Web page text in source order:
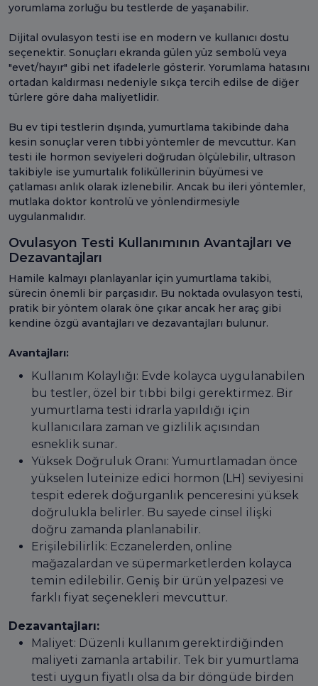
yorumlama zorluğu bu testlerde de yaşanabilir.
Dijital ovulasyon testi ise en modern ve kullanıcı dostu
seçenektir. Sonuçları ekranda gülen yüz sembolü veya
"evet/hayır" gibi net ifadelerle gösterir. Yorumlama hatasını
ortadan kaldırması nedeniyle sıkça tercih edilse de diğer
türlere göre daha maliyetlidir.
Bu ev tipi testlerin dışında, yumurtlama takibinde daha
kesin sonuçlar veren tıbbi yöntemler de mevcuttur. Kan
testi ile hormon seviyeleri doğrudan ölçülebilir, ultrason
takibiyle ise yumurtalık foliküllerinin büyümesi ve
çatlaması anlık olarak izlenebilir. Ancak bu ileri yöntemler,
mutlaka doktor kontrolü ve yönlendirmesiyle
uygulanmalıdır.
Ovulasyon Testi Kullanımının Avantajları ve
Dezavantajları
Hamile kalmayı planlayanlar için yumurtlama takibi,
sürecin önemli bir parçasıdır. Bu noktada ovulasyon testi,
pratik bir yöntem olarak öne çıkar ancak her araç gibi
kendine özgü avantajları ve dezavantajları bulunur.
Avantajları:
Kullanım Kolaylığı: Evde kolayca uygulanabilen
bu testler, özel bir tıbbi bilgi gerektirmez. Bir
yumurtlama testi idrarla yapıldığı için
kullanıcılara zaman ve gizlilik açısından
esneklik sunar.
Yüksek Doğruluk Oranı: Yumurtlamadan önce
yükselen luteinize edici hormon (LH) seviyesini
tespit ederek doğurganlık penceresini yüksek
doğrulukla belirler. Bu sayede cinsel ilişki
doğru zamanda planlanabilir.
Erişilebilirlik: Eczanelerden, online
mağazalardan ve süpermarketlerden kolayca
temin edilebilir. Geniş bir ürün yelpazesi ve
farklı fiyat seçenekleri mevcuttur.
Dezavantajları:
Maliyet: Düzenli kullanım gerektirdiğinden
maliyeti zamanla artabilir. Tek bir yumurtlama
testi uygun fiyatlı olsa da bir döngüde birden